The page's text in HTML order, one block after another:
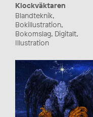
Klockväktaren
Blandteknik,
Bokillustration,
Bokomslag, Digitalt,
Illustration